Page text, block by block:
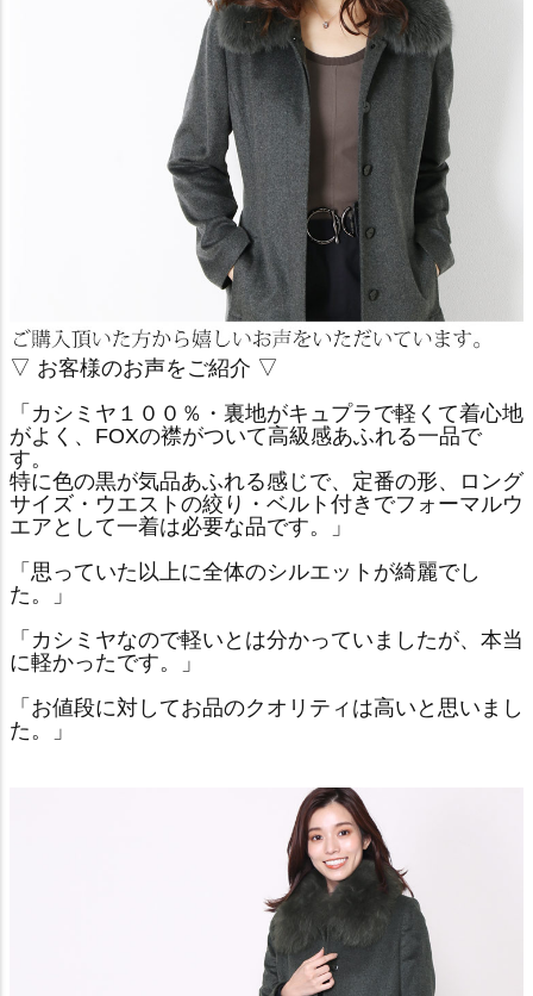
▽ お客様のお声をご紹介 ▽
「カシミヤ１００％・裏地がキュプラで軽くて着心地
がよく、FOXの襟がついて高級感あふれる一品で
す。
特に色の黒が気品あふれる感じで、定番の形、ロング
サイズ・ウエストの絞り・ベルト付きでフォーマルウ
エアとして一着は必要な品です。」
「思っていた以上に全体のシルエットが綺麗でし
た。」
「カシミヤなので軽いとは分かっていましたが、本当
に軽かったです。」
「お値段に対してお品のクオリティは高いと思いまし
た。」